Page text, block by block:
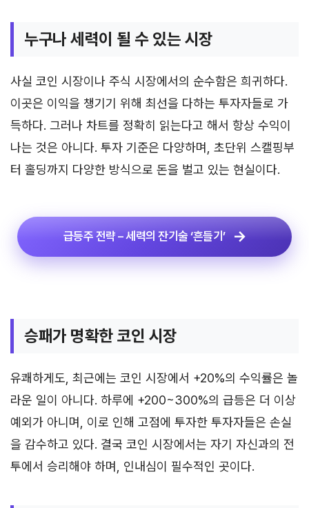
누구나 세력이 될 수 있는 시장
사실 코인 시장이나 주식 시장에서의 순수함은 희귀하다.
이곳은 이익을 챙기기 위해 최선을 다하는 투자자들로 가
득하다. 그러나 차트를 정확히 읽는다고 해서 항상 수익이
나는 것은 아니다. 투자 기준은 다양하며, 초단위 스캘핑부
터 홀딩까지 다양한 방식으로 돈을 벌고 있는 현실이다.
급등주 전략 – 세력의 잔기술 ‘흔들기’
승패가 명확한 코인 시장
유쾌하게도, 최근에는 코인 시장에서 +20%의 수익률은 놀
라운 일이 아니다. 하루에 +200~300%의 급등은 더 이상
예외가 아니며, 이로 인해 고점에 투자한 투자자들은 손실
을 감수하고 있다. 결국 코인 시장에서는 자기 자신과의 전
투에서 승리해야 하며, 인내심이 필수적인 곳이다.